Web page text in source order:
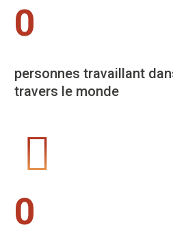
0
personnes travaillant
travers le monde
0